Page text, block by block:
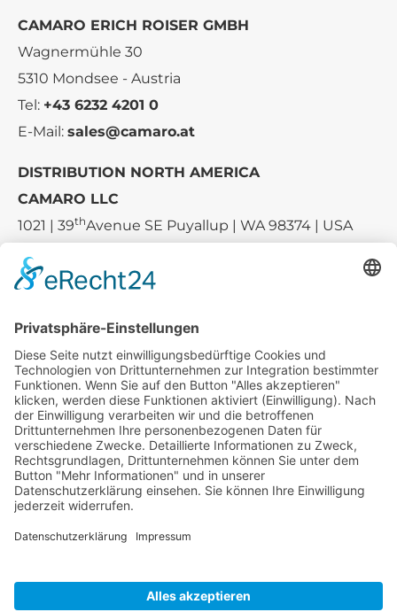
CAMARO ERICH ROISER GMBH
Wagnermühle 30
5310 Mondsee - Austria
Tel: +43 6232 4201 0
E-Mail: sales@camaro.at
DISTRIBUTION NORTH AMERICA
CAMARO LLC
1021 | 39thAvenue SE Puyallup | WA 98374 | USA
Tel.:+1 253-867-57 35
Unternehmen
Service
Media
© 2026 - Camaro Erich Roiser GmbH
AGB Impressum